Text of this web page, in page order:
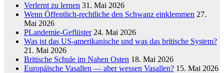
Verlernt zu lernen 31. Mai 2026
Wenn Öffentlich-rechtliche den Schwanz einklemmen 27.
Mai 2026
PLandemie-Geflüster 24. Mai 2026
Was ist das US-amerikanische und was das britische System?
21. Mai 2026
Britische Schule im Nahen Osten 18. Mai 2026
Europäische Vasallen — aber wessen Vasallen? 15. Mai 2026